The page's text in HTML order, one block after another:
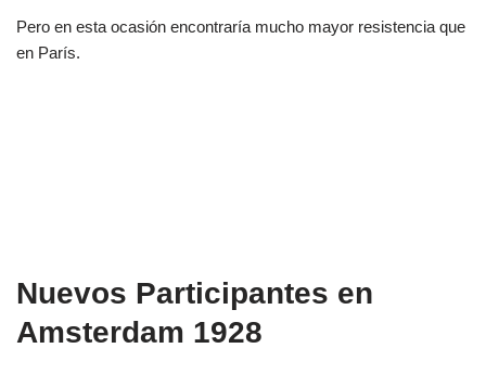
Pero en esta ocasión encontraría mucho mayor resistencia que
en París.
Nuevos Participantes en
Amsterdam 1928